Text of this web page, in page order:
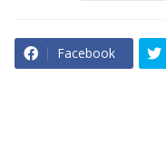
Facebook